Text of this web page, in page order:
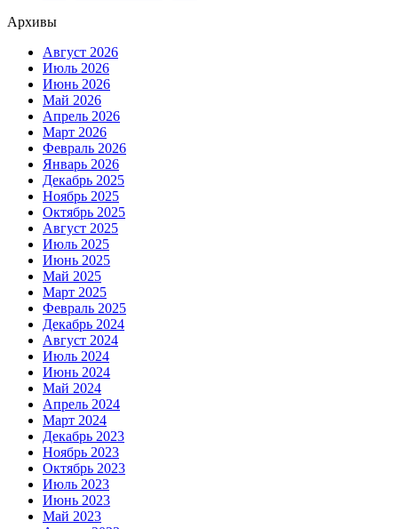
Архивы
Август 2026
Июль 2026
Июнь 2026
Май 2026
Апрель 2026
Март 2026
Февраль 2026
Январь 2026
Декабрь 2025
Ноябрь 2025
Октябрь 2025
Август 2025
Июль 2025
Июнь 2025
Май 2025
Март 2025
Февраль 2025
Декабрь 2024
Август 2024
Июль 2024
Июнь 2024
Май 2024
Апрель 2024
Март 2024
Декабрь 2023
Ноябрь 2023
Октябрь 2023
Июль 2023
Июнь 2023
Май 2023